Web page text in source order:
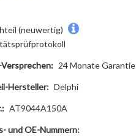
(neuwertig)
24 Monate Garantie
Hersteller: Delphi
AT9044A150A
und OE-Nummern: